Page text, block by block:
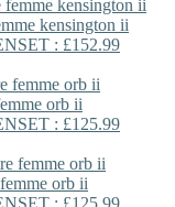
kensington ii
: £152.99
orb ii
: £125.99
orb ii
: £125.99